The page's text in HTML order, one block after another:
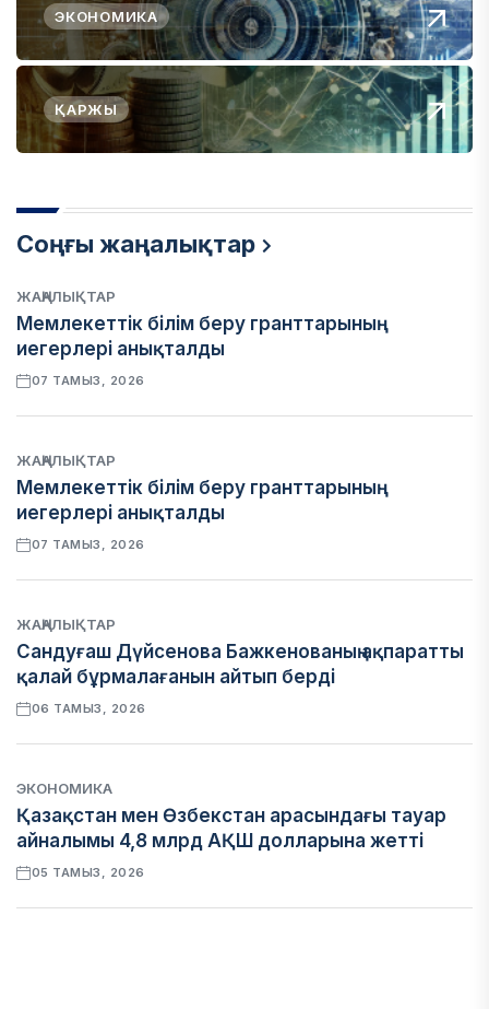
ЭКОНОМИКА
ҚАРЖЫ
Соңғы жаңалықтар
ЖАҢАЛЫҚТАР
Мемлекеттік білім беру гранттарының
иегерлері анықталды
07 ТАМЫЗ, 2026
ЖАҢАЛЫҚТАР
Мемлекеттік білім беру гранттарының
иегерлері анықталды
07 ТАМЫЗ, 2026
ЖАҢАЛЫҚТАР
Сандуғаш Дүйсенова Бажкенованың ақпаратты
қалай бұрмалағанын айтып берді
06 ТАМЫЗ, 2026
ЭКОНОМИКА
Қазақстан мен Өзбекстан арасындағы тауар
айналымы 4,8 млрд АҚШ долларына жетті
05 ТАМЫЗ, 2026